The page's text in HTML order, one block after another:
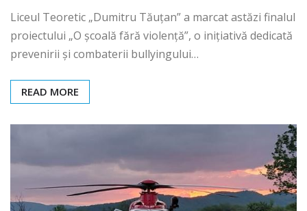
Liceul Teoretic „Dumitru Tăuțan” a marcat astăzi finalul
proiectului „O școală fără violență”, o inițiativă dedicată
prevenirii și combaterii bullyingului…
READ MORE